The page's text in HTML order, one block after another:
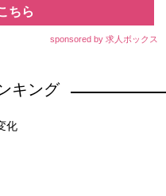
ちら
sponsored by 求人ボックス
キング
化